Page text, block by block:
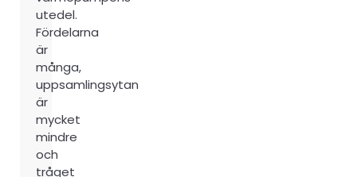
utedel.
Fördelarna
är
många,
uppsamlingsytan
är
mycket
mindre
och
tråget